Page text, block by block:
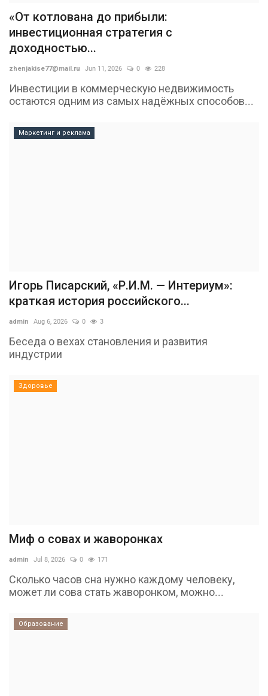
«От котлована до прибыли:
инвестиционная стратегия с
доходностью...
zhenjakise77@mail.ru Jun 11, 2026 0 228
Инвестиции в коммерческую недвижимость
остаются одним из самых надёжных способов...
Маркетинг и реклама
Игорь Писарский, «Р.И.М. — Интериум»:
краткая история российского...
admin Aug 6, 2026 0 3
Беседа о вехах становления и развития
индустрии
Здоровье
Миф о совах и жаворонках
admin Jul 8, 2026 0 171
Сколько часов сна нужно каждому человеку,
может ли сова стать жаворонком, можно...
Образование